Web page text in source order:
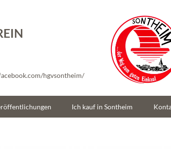
hgvsontheim/
Handels- und
Gewerbeverein
Sontheim/Brenz
Ich kauf in Sontheim